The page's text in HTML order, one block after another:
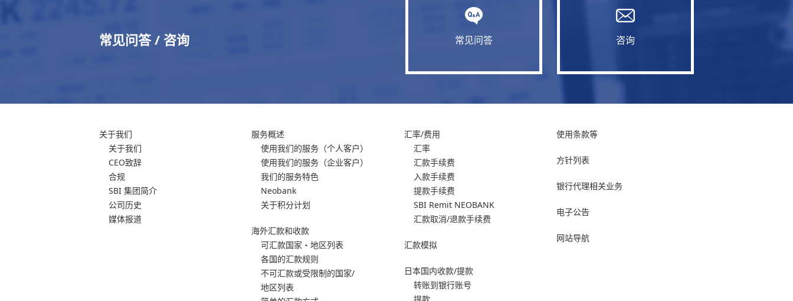
常见问答 / 咨询 常见问答 咨询
关于我们
关于我们
CEO致辞
合规
SBI 集团简介
公司历史
媒体报道
服务概述
使用我们的服务 （个人客户）
使用我们的服务 （企业客户）
我们的服务特色
Neobank
关于积分计划
海外汇款和收款
可汇款国家・地区列表
各国的汇款规则
不可汇款或受限制的国家/
地区列表
汇率/费用
汇率
汇款手续费
入款手续费
提款手续费
SBI Remit NEOBANK
汇款取消/退款手续费
汇款模拟
日本国内收款/提款
转账到银行账号
使用条款等
方针列表
银行代理相关业务
电子公告
网站导航